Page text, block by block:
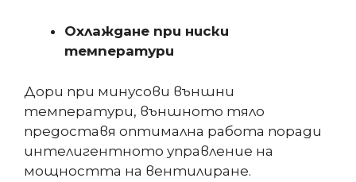
Охлаждане при ниски
температури
Дори при минусови външни
температури, външното тяло
предоставя оптимална работа поради
интелигентното управление на
мощността на вентилиране.